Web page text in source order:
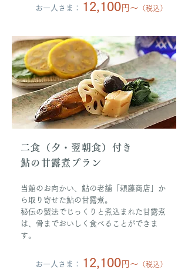
お一人さま： 12,100円〜 （税込）
二食（夕・翌朝食）付き
鮎の甘露煮プラン
当館のお向かい、鮎の老舗「頼藤商店」か
ら取り寄せた鮎の甘露煮。
秘伝の製法でじっくりと煮込まれた甘露煮
は、骨までおいしく食べることができま
す。
お一人さま： 12,100円〜 （税込）